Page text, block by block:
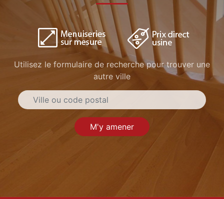
Utilisez le formulaire de recherche pour trouver une
autre ville
M'y amener